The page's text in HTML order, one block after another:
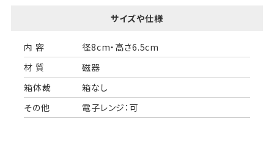
サイズや仕様
内 容
径8cm・高さ6.5cm
材 質
磁器
箱体裁
箱なし
その他
電子レンジ：可